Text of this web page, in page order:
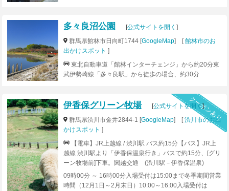
多々良沼公園 [公式サイトを開く]
群馬県館林市日向町1744 [GoogleMap] [館林市のお
出かけスポット ]
東北自動車道「館林インターチェンジ」から約20分東
武伊勢崎線「多々良駅」から徒歩の場合、約30分
クーポンあり
伊香保グリーン牧場 [公式サイトを開く]
群馬県渋川市金井2844-1 [GoogleMap] [渋川市のお出
かけスポット ]
【電車】JR上越線 / 渋川駅 バス約15分【バス】JR上
越線 渋川駅より「伊香保温泉行き」バスで約15分、[グリ
ーン牧場前]下車。関越交通 (渋川駅－伊香保温泉)
【車】関越自動車道「渋川伊香保IC」より、伊香保温泉
方面へ約8km（約15分）
09時00分 ～ 16時00分入場受付は15:00まで冬季期間営業
時間（12月1日～2月末日）10:00～16:00入場受付は